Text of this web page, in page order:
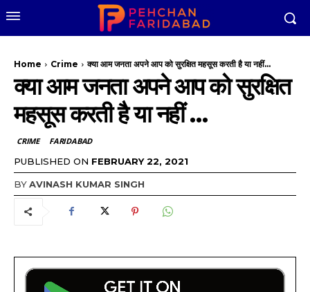
Home Crime क्या आम जनता अपने आप को सुरक्षित महसूस करती है या नहीं...
क्या आम जनता अपने आप को सुरक्षित
महसूस करती है या नहीं …
CRIME FARIDABAD
PUBLISHED ON FEBRUARY 22, 2021
BYAVINASH KUMAR SINGH